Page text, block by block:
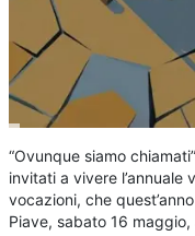
“Ovunque siamo
invitati a vivere
vocazioni, che
Piave, sabato 16